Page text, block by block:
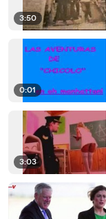
3:50
0:01
3:03